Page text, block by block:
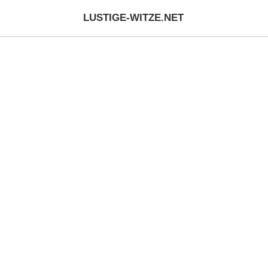
LUSTIGE-WITZE.NET